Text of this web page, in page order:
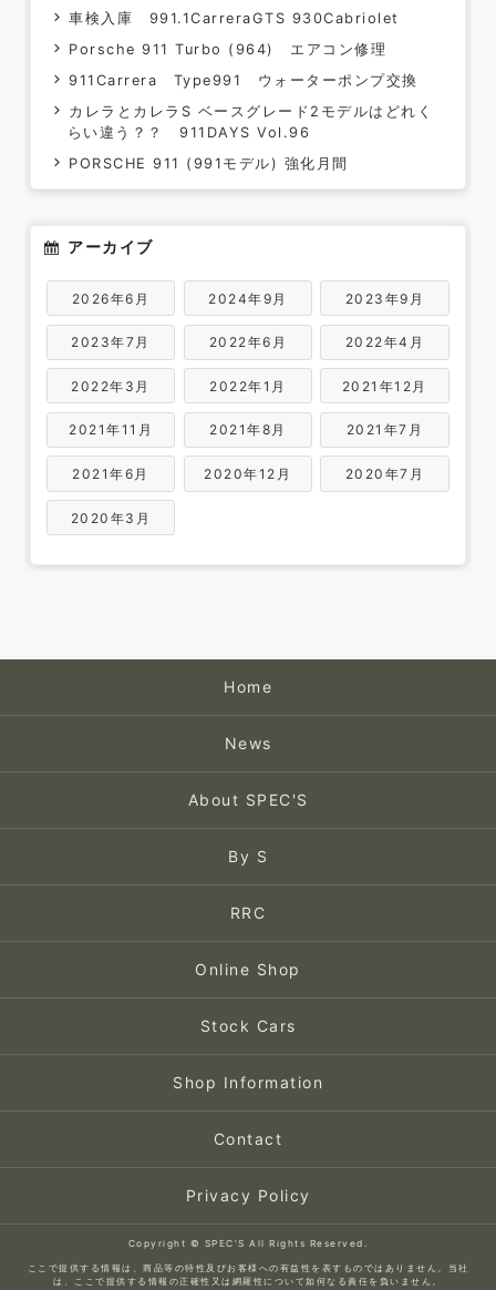
車検入庫 991.1CarreraGTS 930Cabriolet
Porsche 911 Turbo (964) エアコン修理
911Carrera Type991 ウォーターポンプ交換
カレラとカレラS ベースグレード2モデルはどれく
らい違う？？ 911DAYS Vol.96
PORSCHE 911 (991モデル) 強化月間
アーカイブ
2026年6月 2024年9月 2023年9月
2023年7月 2022年6月 2022年4月
2022年3月 2022年1月 2021年12月
2021年11月 2021年8月 2021年7月
2021年6月 2020年12月 2020年7月
2020年3月
Home
News
About SPEC'S
By S
RRC
Online Shop
Stock Cars
Shop Information
Contact
Privacy Policy
Copyright © SPEC'S All Rights Reserved.
ここで提供する情報は、商品等の特性及びお客様への有益性を表すものではありません。当社
は、ここで提供する情報の正確性又は網羅性について如何なる責任を負いません。